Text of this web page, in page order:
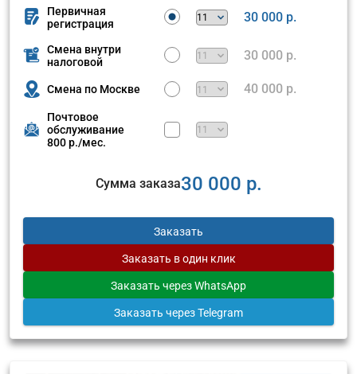
Первичная
регистрация
30 000 р.
Смена внутри
налоговой
30 000 р.
Смена по Москве 40 000 р.
Почтовое
обслуживание
800 р./мес.
Сумма заказа30 000 р.
Заказать
Заказать в один клик
Заказать через WhatsApp
Заказать через Telegram